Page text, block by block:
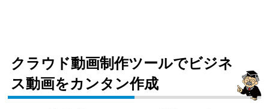
クラウド動画制作ツールでビジネ
ス動画をカンタン作成